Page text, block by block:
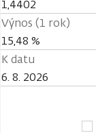
1,4402
Výnos (1 rok)
15,48 %
K datu
6. 8. 2026